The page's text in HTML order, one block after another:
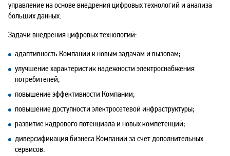
управление на основе внедрения цифровых технологий и анализа
больших данных.
Задачи внедрения цифровых технологий:
адаптивность Компании к новым задачам и вызовам;
улучшение характеристик надежности электроснабжения
потребителей;
повышение эффективности Компании;
повышение доступности электросетевой инфраструктуры;
развитие кадрового потенциала и новых компетенций;
диверсификация бизнеса Компании за счет дополнительных
сервисов.